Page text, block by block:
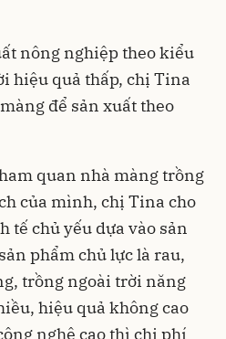
nông nghiệp theo kiểu
hiệu quả thấp, chị Tina
để sản xuất theo
quan nhà màng trồng
của mình, chị Tina cho
tế chủ yếu dựa vào sản
phẩm chủ lực là rau,
trồng ngoài trời năng
hiệu quả không cao
nghệ cao thì chi phí